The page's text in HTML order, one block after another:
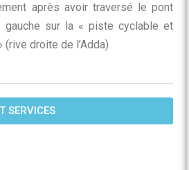
après avoir traversé le pont
gauche sur la « piste cyclable et
droite de l’Adda)
SERVICES